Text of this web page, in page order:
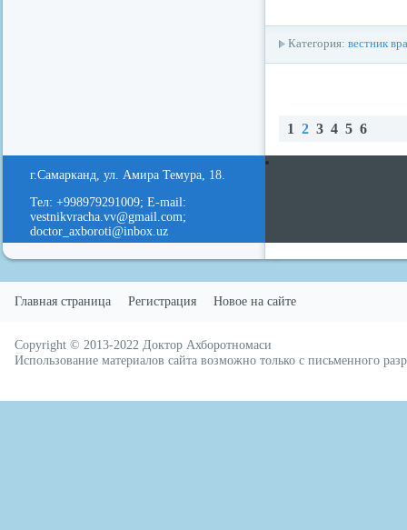
Категория: вестник
1 2 3 4 5 6
г.Самарканд, ул. Амира Темура, 18.
Тел: +998979291009; E-mail:
vestnikvracha.vv@gmail.com;
doctor_axboroti@inbox.uz
Главная страница Регистрация Новое на сайте
redvid esle
Copyright © 2013-2022 Доктор Ахборотномаси
Использование материалов сайта возможно только с письменного